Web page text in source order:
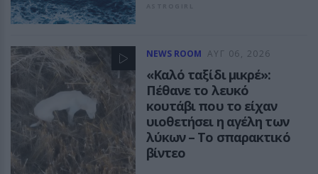
NEWS ROOM ΑΥΓ 06, 2026
«Καλό ταξίδι μικρέ»:
Πέθανε το λευκό
κουτάβι που το είχαν
υιοθετήσει η αγέλη των
λύκων – Το σπαρακτικό
βίντεο